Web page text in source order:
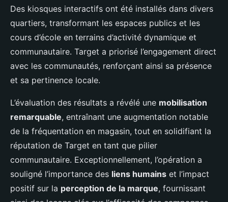
Des kiosques interactifs ont été installés dans divers
quartiers, transformant les espaces publics et les
cours d’école en terrains d’activité dynamique et
communautaire. Target a priorisé l’engagement direct
avec les communautés, renforçant ainsi sa présence
et sa pertinence locale.
L’évaluation des résultats a révélé une mobilisation
remarquable, entraînant une augmentation notable
de la fréquentation en magasin, tout en solidifiant la
réputation de Target en tant que pilier
communautaire. Exceptionnellement, l’opération a
souligné l’importance des liens humains et l’impact
positif sur la perception de la marque, fournissant